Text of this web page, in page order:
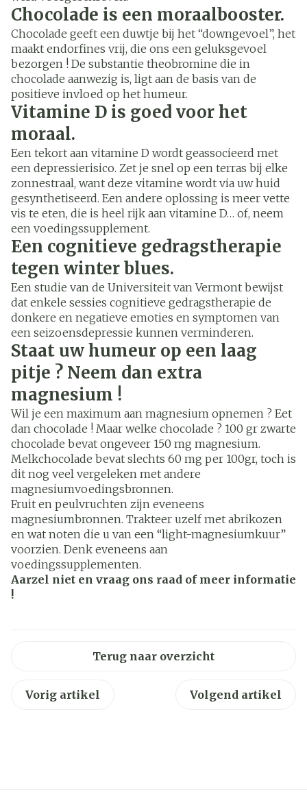
Chocolade is een moraalbooster.
Chocolade geeft een duwtje bij het “downgevoel”, het
maakt endorfines vrij, die ons een geluksgevoel
bezorgen ! De substantie theobromine die in
chocolade aanwezig is, ligt aan de basis van de
positieve invloed op het humeur.
Vitamine D is goed voor het
moraal.
Een tekort aan vitamine D wordt geassocieerd met
een depressierisico. Zet je snel op een terras bij elke
zonnestraal, want deze vitamine wordt via uw huid
gesynthetiseerd. Een andere oplossing is meer vette
vis te eten, die is heel rijk aan vitamine D… of, neem
een voedingssupplement.
Een cognitieve gedragstherapie
tegen winter blues.
Een studie van de Universiteit van Vermont bewijst
dat enkele sessies cognitieve gedragstherapie de
donkere en negatieve emoties en symptomen van
een seizoensdepressie kunnen verminderen.
Staat uw humeur op een laag
pitje ? Neem dan extra
magnesium !
Wil je een maximum aan magnesium opnemen ? Eet
dan chocolade ! Maar welke chocolade ? 100 gr zwarte
chocolade bevat ongeveer 150 mg magnesium.
Melkchocolade bevat slechts 60 mg per 100gr, toch is
dit nog veel vergeleken met andere
magnesiumvoedingsbronnen.
Fruit en peulvruchten zijn eveneens
magnesiumbronnen. Trakteer uzelf met abrikozen
en wat noten die u van een “light-magnesiumkuur”
voorzien. Denk eveneens aan
voedingssupplementen.
Aarzel niet en vraag ons raad of meer informatie
!
Terug naar overzicht
Vorig artikel Volgend artikel